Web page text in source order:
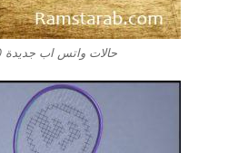
حالات واتس اب جديدة 2020